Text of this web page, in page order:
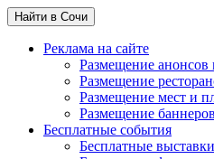
Найти в Сочи
Реклама на сайте
Размещение анонсов
Размещение
Размещение мест и
Размещение баннеров
Бесплатные события
Бесплатные